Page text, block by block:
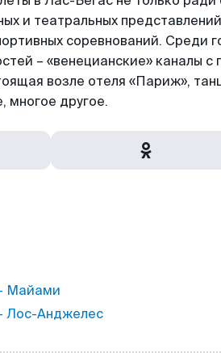
и театральных
соревнований. Среди
– «венецианские» каналы с
возле отеля «Париж»,
многое другое.
Майами
Лос-Анджелес